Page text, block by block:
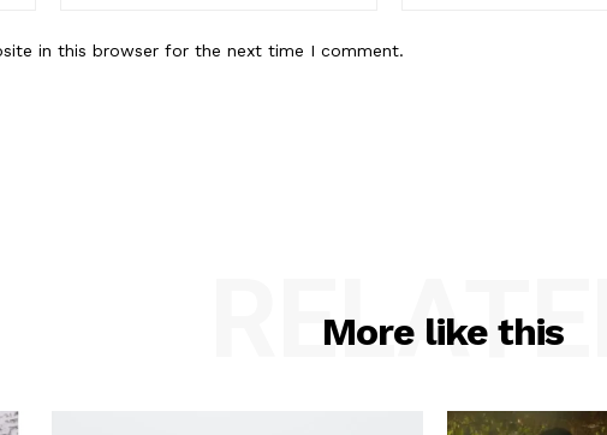
in this browser for the next time I comment.
More like this
RELATED